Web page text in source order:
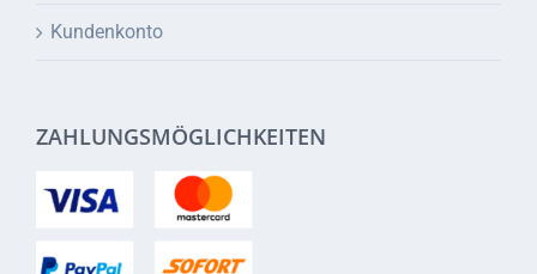
Kundenkonto
ZAHLUNGSMÖGLICHKEITEN